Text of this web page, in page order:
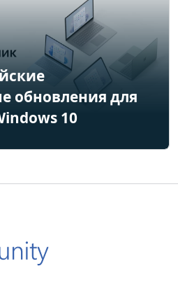
обновления для
10